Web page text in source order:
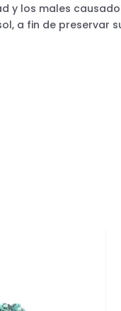
y los males
a fin de preservar